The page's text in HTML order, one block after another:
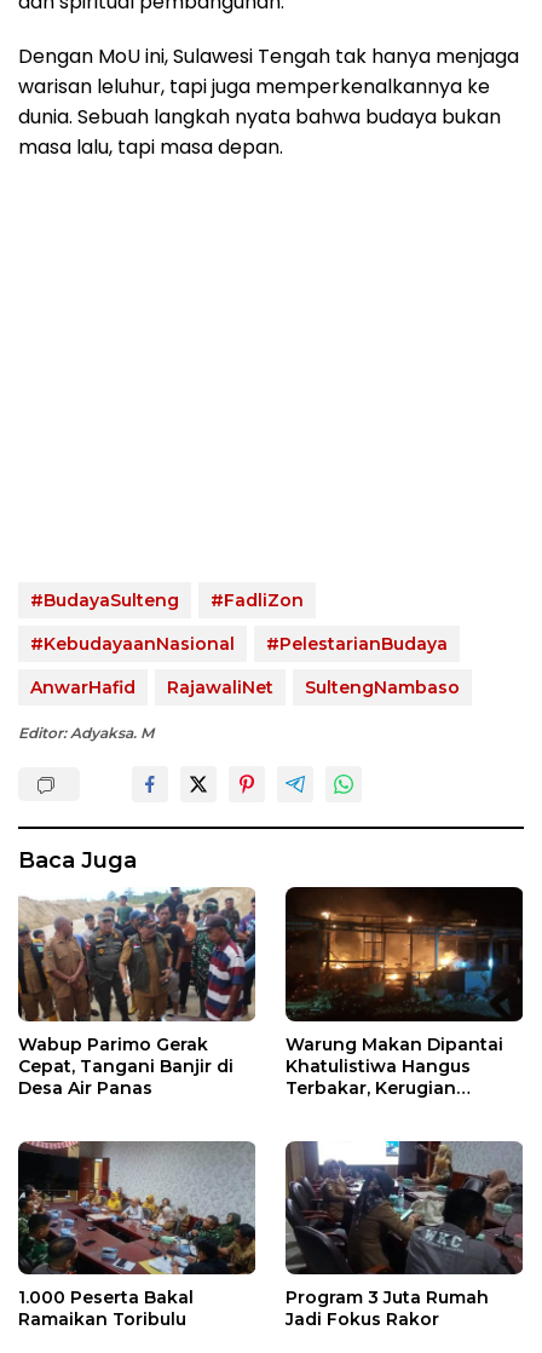
Dengan MoU ini, Sulawesi Tengah tak hanya menjaga
warisan leluhur, tapi juga memperkenalkannya ke
dunia. Sebuah langkah nyata bahwa budaya bukan
masa lalu, tapi masa depan.
#BudayaSulteng
#FadliZon
#KebudayaanNasional
#PelestarianBudaya
AnwarHafid
RajawaliNet SultengNambaso
Editor: Adyaksa. M
Baca Juga
Wabup Parimo Gerak
Cepat, Tangani Banjir di
Desa Air Panas
Warung Makan Dipantai
Khatulistiwa Hangus
Terbakar, Kerugian
1.000 Peserta Bakal
Ramaikan Toribulu
Program 3 Juta Rumah
Jadi Fokus Rakor